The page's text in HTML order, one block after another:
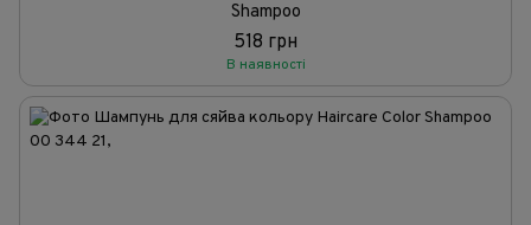
Shampoo
518 грн
В наявності